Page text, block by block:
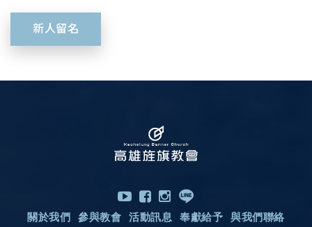
新人留名
關於我們 參與教會 活動訊息 奉獻給予 與我們聯絡